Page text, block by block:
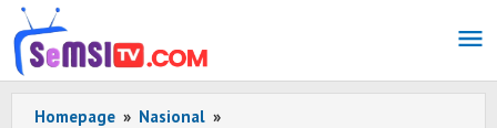
Lewati
ke
konten
Homepage » Nasional »